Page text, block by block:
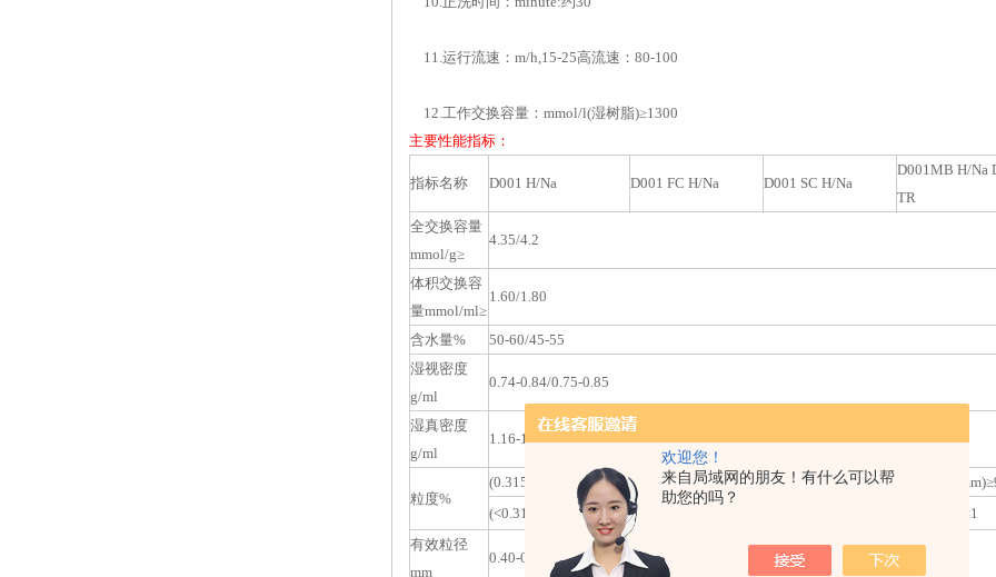
欢迎您！
来自局域网的朋友！有什么可以帮
助您的吗？
11.运行流速：m/h,15-25高流速：80-100
12.工作交换容量：mmol/l(湿树脂)≥1300
主要性能指标：
指标名称 D001 H/Na D001 FC H/Na D001 SC H/Na
D001MB H/Na
TR
全交换容量
mmol/g≥
4.35/4.2
体积交换容
量mmol/ml≥
1.60/1.80
含水量%
50-60/45-55
湿视密度
g/ml
0.74-0.84/0.75-0.85
湿真密度
g/ml
1.16-1.24/1.25-1.28
粒度%
(0.315-1.25mm)≥95 (0.45-1.25mm)≥95 (0.63-1.25mm)≥95
(0.71-
(<0.315mm)≤1 (<0.45mm)≤1
<0.71mm)≤1
有效粒径
mm
0.40-0.70 0.50- 0.75 0.65-0.90